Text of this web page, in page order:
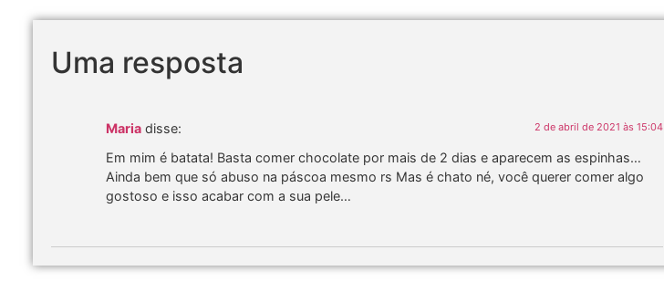
Uma resposta
Maria disse: 2 de abril de 2021 às 15:04
Em mim é batata! Basta comer chocolate por mais de 2 dias e aparecem as espinhas…
Ainda bem que só abuso na páscoa mesmo rs Mas é chato né, você querer comer algo
gostoso e isso acabar com a sua pele…